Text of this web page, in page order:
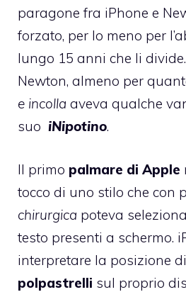
paragone fra iPhone e
forzato, per lo meno per
lungo 15 anni che li
Newton, almeno per
e incolla aveva qualche
suo iNipotino.
Il primo palmare di Apple
tocco di uno stilo che con
chirurgica poteva
testo presenti a schermo.
interpretare la posizione
polpastrelli sul proprio